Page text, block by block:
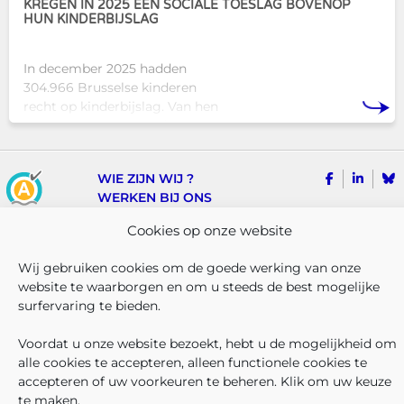
Cookies op onze website
Wij gebruiken cookies om de goede werking van onze
website te waarborgen en om u steeds de best mogelijke
surfervaring te bieden.
Voordat u onze website bezoekt, hebt u de mogelijkheid om
alle cookies te accepteren, alleen functionele cookies te
accepteren of uw voorkeuren te beheren. Klik om uw keuze
te maken.
KREGEN IN 2025 EEN SOCIALE TOESLAG BOVENOP
HUN KINDERBIJSLAG
In december 2025 hadden
304.966 Brusselse kinderen
recht op kinderbijslag. Van hen
ontvingen 128.222 kinderen ook
komt overeen met 42,04% van
WIE ZIJN WIJ ?
WERKEN BIJ ONS
TRANSPARANTIE
PERS
KLACHTEN
VOLGVIND
Iriscare • Belliardstraat 71 bus 2 • 1040 Brussel
2026 Iriscare
Toegankelijkheids-verklaring